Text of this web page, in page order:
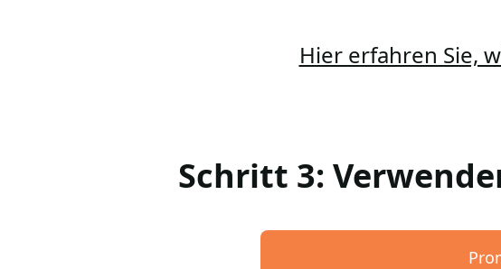
Hier erfahren Sie,
Schritt 3: